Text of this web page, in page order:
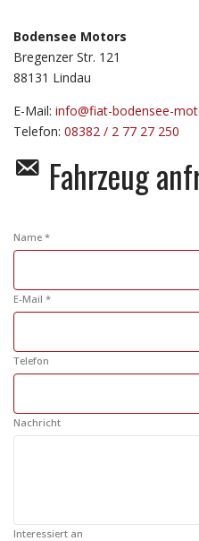
Bodensee Motors
Bregenzer Str. 121
88131 Lindau
E-Mail: info@fiat-bodensee-
Telefon: 08382 / 2 77 27 250
Fahrzeug
Name *
E-Mail *
Telefon
Nachricht
Interessiert an